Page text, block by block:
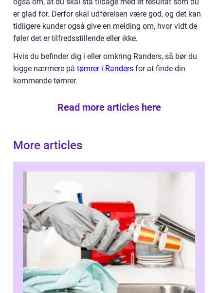
også om, at du skal stå tilbage med et resultat som du
er glad for. Derfor skal udførelsen være god, og det kan
tidligere kunder også give en melding om, hvor vidt de
føler det er tilfredsstillende eller ikke.
Hvis du befinder dig i eller omkring Randers, så bør du
kigge nærmere på tømrer i Randers for at finde din
kommende tømrer.
Read more articles here
More articles